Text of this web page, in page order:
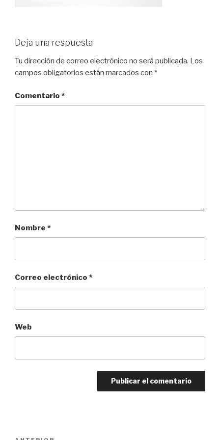
Deja una respuesta
Tu dirección de correo electrónico no será publicada. Los
campos obligatorios están marcados con *
Comentario *
Nombre *
Correo electrónico *
Web